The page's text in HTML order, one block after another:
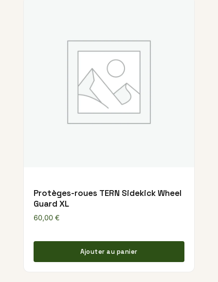
Protèges-roues TERN Sidekick Wheel
Guard XL
60,00 €
Ajouter au panier